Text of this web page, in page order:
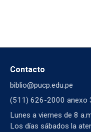
Contacto
biblio@pucp.edu.pe
(511) 626-2000 anexo
Lunes a viernes de 8
Los días sábados la